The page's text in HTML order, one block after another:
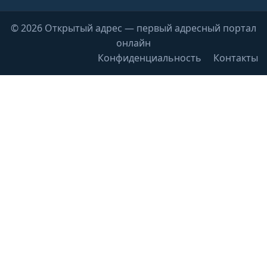
© 2026 Открытый адрес — первый адресный портал
онлайн
Конфиденциальность
Контакты